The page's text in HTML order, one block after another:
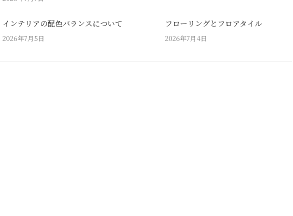
インテリアの配色バランスについて
2026年7月5日
フローリングとフロアタイル
2026年7月4日